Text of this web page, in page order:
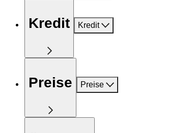
Kredit Kredit
Preise Preise